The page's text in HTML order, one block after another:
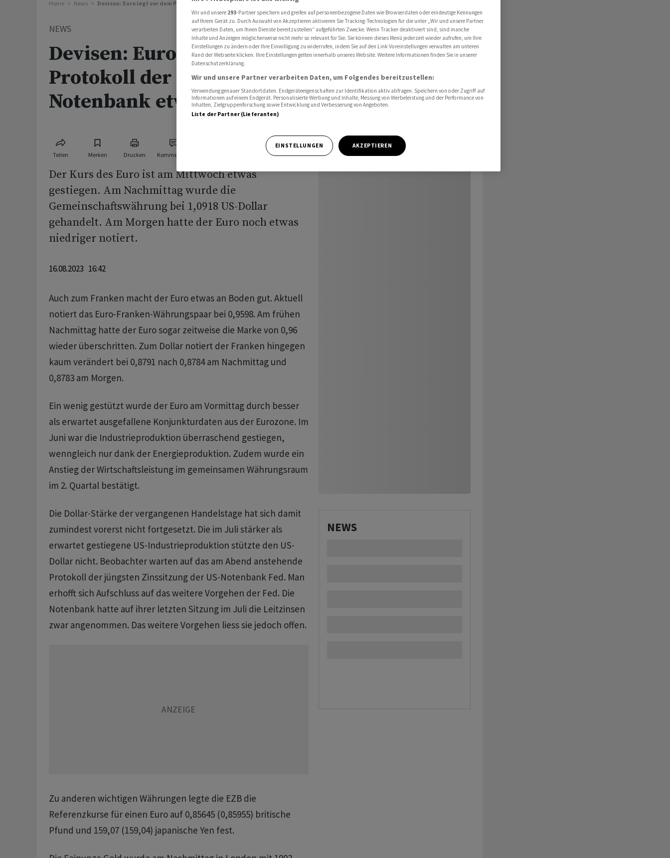
Home News Devisen: Euro legt vor dem Protokoll der US-Notenbank etwas zu
NEWS
Devisen: Euro legt vor dem
Protokoll der US-
Notenbank etwas zu
Teilen Merken Drucken Kommentare
Der Kurs des Euro ist am Mittwoch etwas
gestiegen. Am Nachmittag wurde die
Gemeinschaftswährung bei 1,0918 US-Dollar
gehandelt. Am Morgen hatte der Euro noch etwas
niedriger notiert.
16.08.2023 16:42
Auch zum Franken macht der Euro etwas an Boden gut. Aktuell
notiert das Euro-Franken-Währungspaar bei 0,9598. Am frühen
Nachmittag hatte der Euro sogar zeitweise die Marke von 0,96
wieder überschritten. Zum Dollar notiert der Franken hingegen
kaum verändert bei 0,8791 nach 0,8784 am Nachmittag und
0,8783 am Morgen.
Ein wenig gestützt wurde der Euro am Vormittag durch besser
als erwartet ausgefallene Konjunkturdaten aus der Eurozone. Im
Juni war die Industrieproduktion überraschend gestiegen,
wenngleich nur dank der Energieproduktion. Zudem wurde ein
Anstieg der Wirtschaftsleistung im gemeinsamen Währungsraum
im 2. Quartal bestätigt.
Die Dollar-Stärke der vergangenen Handelstage hat sich damit
zumindest vorerst nicht fortgesetzt. Die im Juli stärker als
erwartet gestiegene US-Industrieproduktion stützte den US-
Dollar nicht. Beobachter warten auf das am Abend anstehende
Protokoll der jüngsten Zinssitzung der US-Notenbank Fed. Man
erhofft sich Aufschluss auf das weitere Vorgehen der Fed. Die
Notenbank hatte auf ihrer letzten Sitzung im Juli die Leitzinsen
zwar angenommen. Das weitere Vorgehen liess sie jedoch offen.
Zu anderen wichtigen Währungen legte die EZB die
Referenzkurse für einen Euro auf 0,85645 (0,85955) britische
Pfund und 159,07 (159,04) japanische Yen fest.
NEWS
Wir und unsere 293-Partner speichern und greifen auf personenbezogene Daten wie Browserdaten oder eindeutige Kennungen
auf Ihrem Gerät zu. Durch Auswahl von Akzeptieren aktivieren Sie Tracking-Technologien für die unter „Wir und unsere Partner
verarbeiten Daten, um Ihnen Dienste bereitzustellen“ aufgeführten Zwecke. Wenn Tracker deaktiviert sind, sind manche
Inhalte und Anzeigen möglicherweise nicht mehr so relevant für Sie. Sie können dieses Menü jederzeit wieder aufrufen, um Ihre
Einstellungen zu ändern oder Ihre Einwilligung zu widerrufen, indem Sie auf den Link Voreinstellungen verwalten am unteren
Rand der Webseite klicken. Ihre Einstellungen gelten innerhalb unseres Website. Weitere Informationen finden Sie in unserer
Datenschutzerklärung.
Wir und unsere Partner verarbeiten Daten, um Folgendes bereitzustellen:
Verwendung genauer Standortdaten. Endgeräteeigenschaften zur Identifikation aktiv abfragen. Speichern von oder Zugriff auf
Informationen auf einem Endgerät. Personalisierte Werbung und Inhalte, Messung von Werbeleistung und der Performance von
Inhalten, Zielgruppenforschung sowie Entwicklung und Verbesserung von Angeboten.
Liste der Partner (Lieferanten)
EINSTELLUNGEN AKZEPTIEREN